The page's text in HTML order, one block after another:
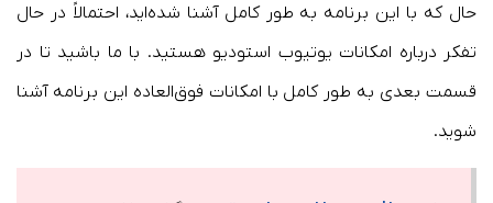
حال که با این برنامه به طور کامل آشنا شده‌اید، احتمالاً در حال
تفکر درباره امکانات یوتیوب استودیو هستید. با ما باشید تا در
قسمت بعدی به طور کامل با امکانات فوق‌العاده این برنامه آشنا
شوید.